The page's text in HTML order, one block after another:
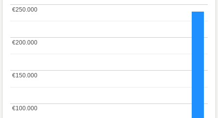
€100.000
€100.000
€150.000
€150.000
€200.000
€200.000
€250.000
€250.000